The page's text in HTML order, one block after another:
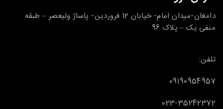
دامغان-میدان امام- خیابان 12 فروردین- پاساژ ولیعصر – طبقه
منفی یک – پلاک 96
تلفن:
09190954957
023-35242372